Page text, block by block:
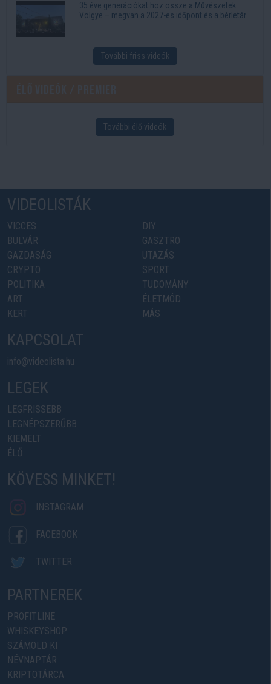
35 éve generációkat hoz össze a Művészetek
Völgye – megvan a 2027-es időpont és a bérletár
További friss videók
További élő videók
VIDEOLISTÁK
VICCES
BULVÁR
GAZDASÁG
CRYPTO
POLITIKA
ART
KERT
DIY
GASZTRO
UTAZÁS
SPORT
TUDOMÁNY
ÉLETMÓD
MÁS
KAPCSOLAT
info@videolista.hu
LEGEK
LEGFRISSEBB
LEGNÉPSZERŰBB
KIEMELT
ÉLŐ
KÖVESS MINKET!
INSTAGRAM
FACEBOOK
TWITTER
PARTNEREK
PROFITLINE
WHISKEYSHOP
SZÁMOLD KI
NÉVNAPTÁR
KRIPTOTÁRCA